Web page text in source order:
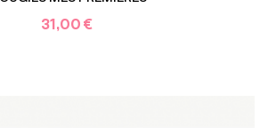
31,00 €